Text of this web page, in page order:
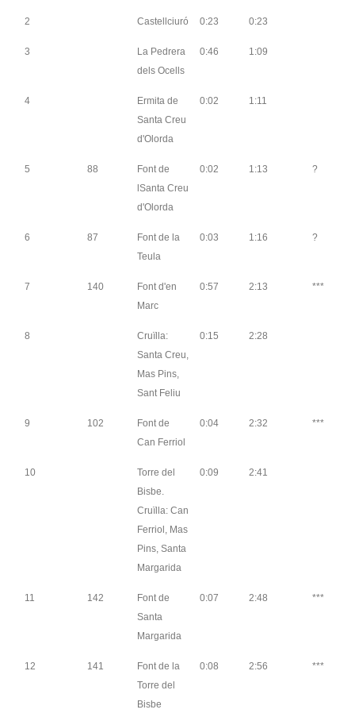
2 Castellciuró 0:23 0:23
3
La Pedrera
dels Ocells
0:46 1:09
4
Ermita de
Santa Creu
d'Olorda
0:02 1:11
5 88
Font de
lSanta Creu
d'Olorda
0:02 1:13 ?
6 87
Font de la
Teula
0:03 1:16 ?
7 140
Font d'en
Marc
0:57 2:13 ***
8
Cruïlla:
Santa Creu,
Mas Pins,
Sant Feliu
0:15 2:28
9 102
Font de
Can Ferriol
0:04 2:32 ***
10
Torre del
Bisbe.
Cruïlla: Can
Ferriol, Mas
Pins, Santa
Margarida
0:09 2:41
11 142
Font de
Santa
Margarida
0:07 2:48 ***
12 141
Font de la
Torre del
Bisbe
0:08 2:56 ***